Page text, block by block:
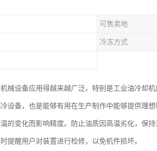
可售卖地
冷冻方式
械设备应用得越来越广泛，特别是工业油冷却
设备，也是能够有用在生产制作中能够提供理想
的变化而影响精度。防止油质因高温劣化，保
提醒用户对装置进行检修，以免机件损坏。